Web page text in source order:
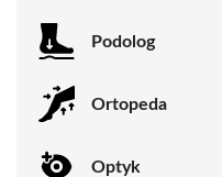
Podolog
Ortopeda
Optyk